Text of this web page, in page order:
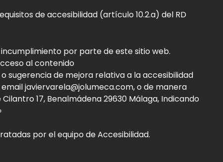
de accesibilidad (artículo 10.2.a) del RD
por parte de este sitio web.
al contenido
sugerencia de mejora relativa a la accesibilidad
javiervarela@jolumeca.com, o de manera
17, Benalmádena 29630 Málaga, Indicando
por el equipo de Accesibilidad.